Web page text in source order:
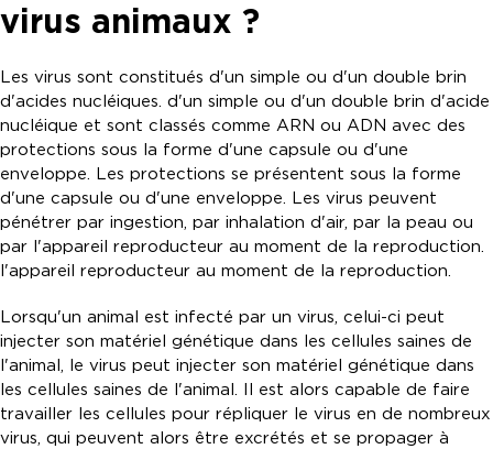
virus animaux ?
Les virus sont constitués d'un simple ou d'un double brin
d'acides nucléiques. d'un simple ou d'un double brin d'acide
nucléique et sont classés comme ARN ou ADN avec des
protections sous la forme d'une capsule ou d'une
enveloppe. Les protections se présentent sous la forme
d'une capsule ou d'une enveloppe. Les virus peuvent
pénétrer par ingestion, par inhalation d'air, par la peau ou
par l'appareil reproducteur au moment de la reproduction.
l'appareil reproducteur au moment de la reproduction.
Lorsqu'un animal est infecté par un virus, celui-ci peut
injecter son matériel génétique dans les cellules saines de
l'animal, le virus peut injecter son matériel génétique dans
les cellules saines de l'animal. Il est alors capable de faire
travailler les cellules pour répliquer le virus en de nombreux
virus, qui peuvent alors être excrétés et se propager à